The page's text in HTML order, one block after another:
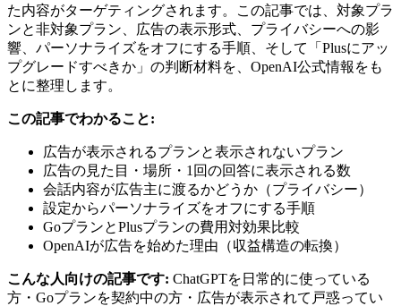
た内容がターゲティングされます。この記事では、対象プラ
ンと非対象プラン、広告の表示形式、プライバシーへの影
響、パーソナライズをオフにする手順、そして「Plusにアッ
プグレードすべきか」の判断材料を、OpenAI公式情報をも
とに整理します。
この記事でわかること:
広告が表示されるプランと表示されないプラン
広告の見た目・場所・1回の回答に表示される数
会話内容が広告主に渡るかどうか（プライバシー）
設定からパーソナライズをオフにする手順
GoプランとPlusプランの費用対効果比較
OpenAIが広告を始めた理由（収益構造の転換）
こんな人向けの記事です: ChatGPTを日常的に使っている
方・Goプランを契約中の方・広告が表示されて戸惑ってい